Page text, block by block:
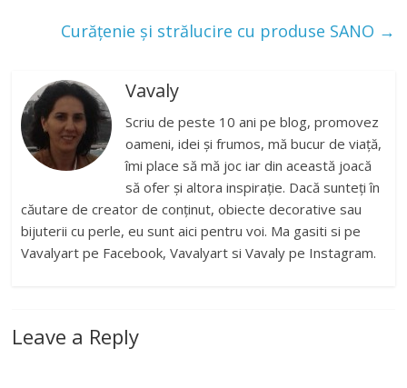
Curățenie și strălucire cu produse SANO →
Vavaly
Scriu de peste 10 ani pe blog, promovez
oameni, idei și frumos, mă bucur de viață,
îmi place să mă joc iar din această joacă
să ofer și altora inspirație. Dacă sunteți în
căutare de creator de conținut, obiecte decorative sau
bijuterii cu perle, eu sunt aici pentru voi. Ma gasiti si pe
Vavalyart pe Facebook, Vavalyart si Vavaly pe Instagram.
Leave a Reply